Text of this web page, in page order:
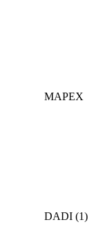
MAPEX
DADI (1)